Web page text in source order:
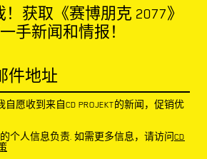
获取《赛博朋克 2077》
手新闻和情报！
件地址
愿收到来自CD PROJEKT的新闻，促销优
的个人信息负责. 如需更多信息，请访问 CD